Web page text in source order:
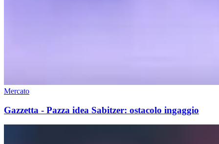
Mercato
Gazzetta - Pazza idea Sabitzer: ostacolo ingaggio